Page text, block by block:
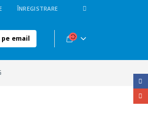
ÎNREGISTRARE
pe email